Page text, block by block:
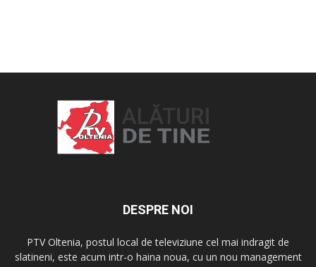
DESPRE NOI
PTV Oltenia, postul local de televiziune cel mai indragit de
slatineni, este acum intr-o haina noua, cu un nou management